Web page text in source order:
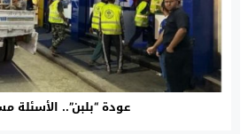
عودة “بلبن”.. الأسئلة